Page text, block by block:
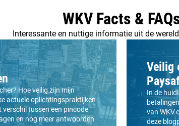
WKV Facts &
Interessante en nuttige informatie uit de
Hoe veilig zijn mijn
actuele oplichtingspraktijken
verschil tussen een pincode
en nog meer antwoorden
Veilig
In de
van
deze